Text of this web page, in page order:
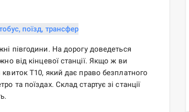
півгодини. На дорогу доведеться
від кінцевої станції. Якщо ж ви
Т10, який дає право безплатного
та поїздах. Склад стартує зі станції